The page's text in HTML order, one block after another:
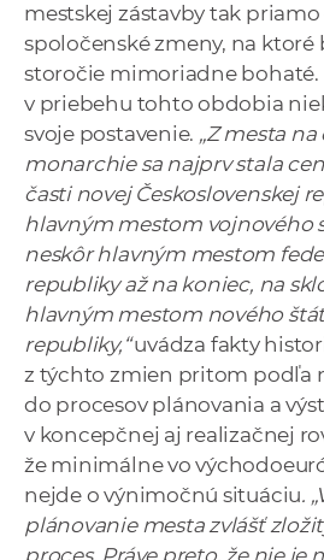
mestskej zástavby tak
spoločenské zmeny, na
storočie mimoriadne bohaté.
v priebehu tohto obdobia
svoje postavenie. „Z mesta
monarchie sa najprv stala
časti novej Československej
hlavným mestom vojnového
neskôr hlavným mestom
republiky až na koniec, na
hlavným mestom nového
republiky,“uvádza fakty
z týchto zmien pritom podľa
do procesov plánovania a
v koncepčnej aj realizačnej
že minimálne vo
nejde o výnimočnú situáciu.
plánovanie mesta zvlášť